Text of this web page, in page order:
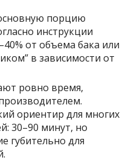
порцию
инструкции
от объема бака или
в зависимости от
ровно время,
ориентир для многих
30–90 минут, но
губительно для